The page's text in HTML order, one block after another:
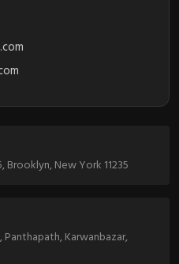
Brooklyn, New York 11235
Panthapath, Karwanbazar,